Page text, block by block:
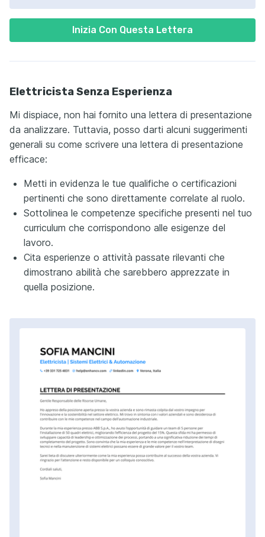
Inizia Con Questa Lettera
Elettricista Senza Esperienza
Mi dispiace, non hai fornito una lettera di presentazione
da analizzare. Tuttavia, posso darti alcuni suggerimenti
generali su come scrivere una lettera di presentazione
efficace:
Metti in evidenza le tue qualifiche o certificazioni
pertinenti che sono direttamente correlate al ruolo.
Sottolinea le competenze specifiche presenti nel tuo
curriculum che corrispondono alle esigenze del
lavoro.
Cita esperienze o attività passate rilevanti che
dimostrano abilità che sarebbero apprezzate in
quella posizione.